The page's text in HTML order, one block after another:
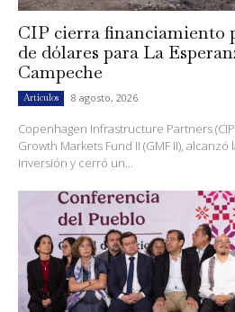
CIP cierra financiamiento
de dólares para La
Campeche
Artículos 8 agosto, 2026
Copenhagen Infrastructure Partners
Growth Markets Fund II (GMF II),
Inversión y cerró un...